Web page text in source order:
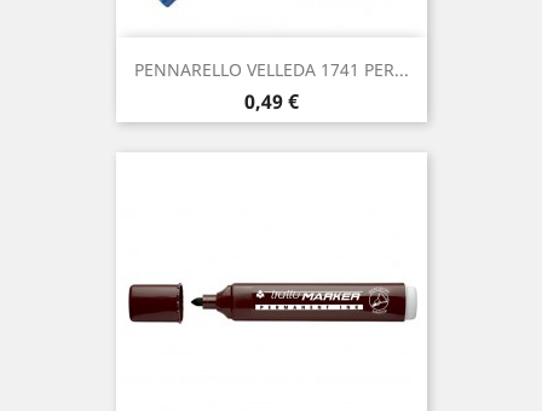
PENNARELLO VELLEDA 1741 PER...
Prezzo
0,49 €